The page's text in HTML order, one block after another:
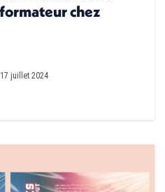
chez
17 juillet 2024